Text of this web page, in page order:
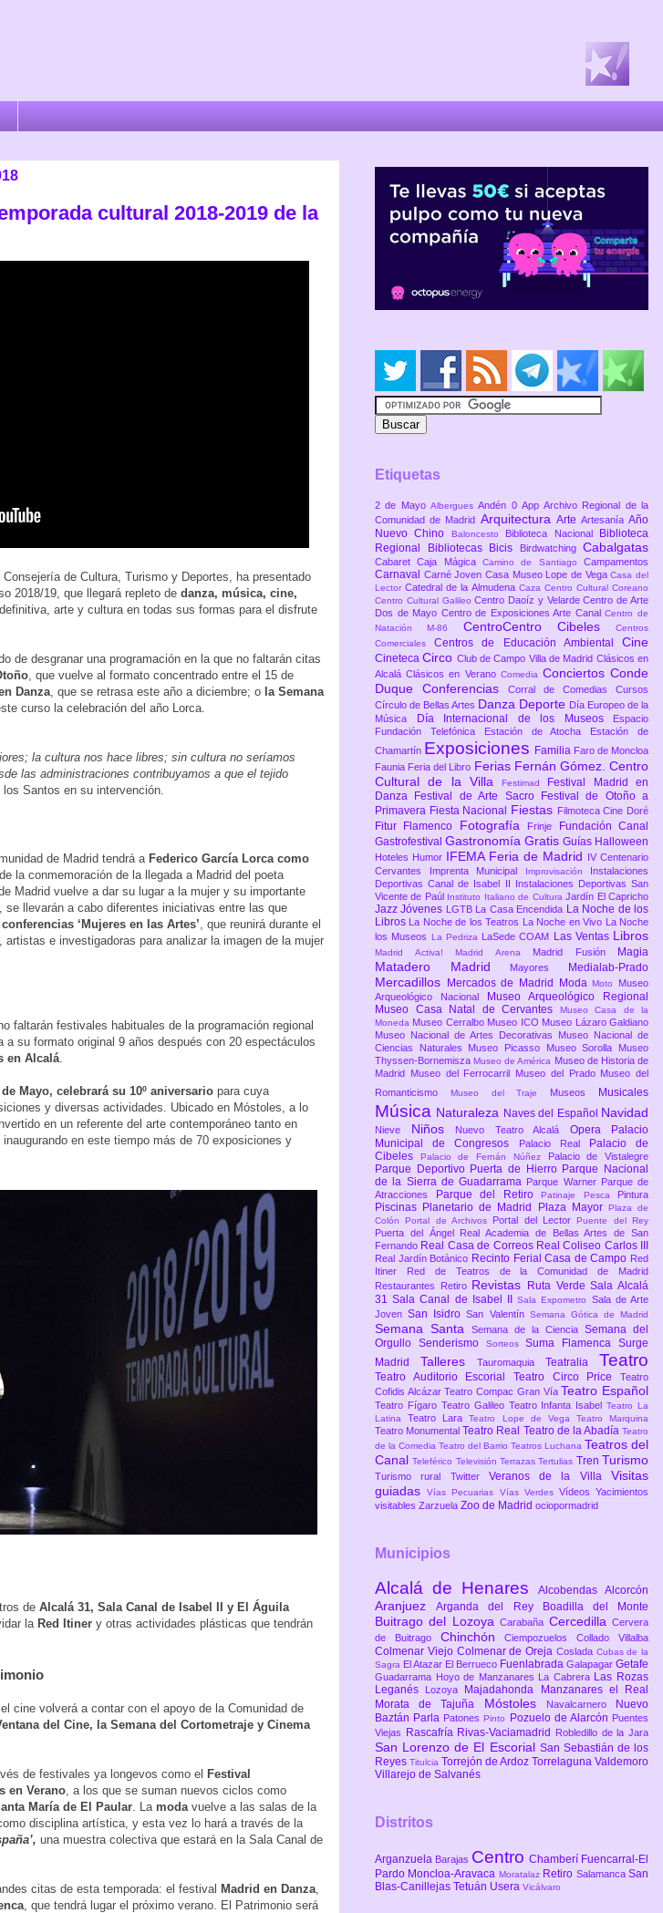
cultural 2018-2019 de la
Consejería de Cultura, Turismo y Deportes, ha presentado
2018/19, que llegará repleto de danza, música, cine,
arte y cultura en todas sus formas para el disfrute
de desgranar una programación en la que no faltarán citas
, que vuelve al formato concentrado entre el 15 de
Danza , que se retrasa este año a diciembre; o la Semana
curso la celebración del año Lorca.
la cultura nos hace libres; sin cultura no seríamos
las administraciones contribuyamos a que el tejido
Santos en su intervención.
de Madrid tendrá a Federico García Lorca como
la conmemoración de la llegada a Madrid del poeta
Madrid vuelve a dar su lugar a la mujer y su importante
llevarán a cabo diferentes iniciativas entre las que
‘Mujeres en las Artes’ , que reunirá durante el
e investigadoras para analizar la imagen de la mujer
faltarán festivales habituales de la programación regional
a su formato original 9 años después con 20 espectáculos
en Alcalá
Mayo, celebrará su 10º aniversario para cuya
y diversas actividades. Ubicado en Móstoles, a lo
en un referente del arte contemporáneo tanto en
en este tiempo más de 70 exposiciones y
de Alcalá 31, Sala Canal de Isabel II y El Águila
la Red Itiner y otras actividades plásticas que tendrán
cine volverá a contar con el apoyo de la Comunidad de
del Cine, la Semana del Cortometraje y Cinema
de festivales ya longevos como el Festival
en Verano , a los que se suman nuevos ciclos como
María de El Paular . La moda vuelve a las salas de la
disciplina artística, y esta vez lo hará a través de la
una muestra colectiva que estará en la Sala Canal de
citas de esta temporada: el festival Madrid en Danza
, que tendrá lugar el próximo verano. El Patrimonio será
Etiquetas
2 de Mayo AlberguesAndén 0 AppArchivo Regional de la
Comunidad de Madrid Arquitectura Arte ArtesaníaAño
Nuevo Chino
Baloncesto Biblioteca Nacional
Biblioteca
Regional
Bibliotecas Bicis Birdwatching Cabalgatas
CabaretCaja MágicaCamino de SantiagoCampamentos
Carnaval Carné JovenCasa Museo Lope de VegaCasa del
LectorCatedral de la Almudena Caza Centro Cultural Coreano
Centro Cultural GalileoCentro Daoíz y VelardeCentro de Arte
Dos de Mayo Centro de Exposiciones Arte CanalCentro de
Natación M-86 CentroCentro Cibeles
Centros
ComercialesCentros de Educación AmbientalCine
CinetecaCirco Club de Campo Villa de Madrid Clásicos en
AlcaláClásicos en Verano Comedia ConciertosConde
Duque Conferencias Corral de Comedias Cursos
Círculo de Bellas Artes Danza Deporte Día Europeo de la
Música
Día Internacional de los Museos
Espacio
Fundación Telefónica
Estación de Atocha
Estación de
Chamartín Exposiciones Familia Faro de Moncloa
Faunia Feria del Libro Ferias Fernán Gómez. Centro
Cultural de la VillaFestimad
Festival Madrid en
Danza
Festival de Arte Sacro
Festival de Otoño a
Primavera Fiesta Nacional Fiestas Filmoteca Cine Doré
Fitur Flamenco Fotografía Frinje
Fundación Canal
Gastrofestival Gastronomía Gratis Guías Halloween
Hoteles Humor IFEMA Feria de Madrid
IV Centenario
Cervantes
Imprenta Municipal Improvisación
Instalaciones
Deportivas Canal de Isabel II
Instalaciones Deportivas San
Vicente de Paúl
Instituto Italiano de CulturaJardín El Capricho
JazzJóvenes LGTB La Casa Encendida La Noche de los
Libros
La Noche de los Teatros La Noche en Vivo
La Noche
los Museos
La Pedriza LaSede COAM Las Ventas Libros
Madrid Activa! Madrid Arena Madrid Fusión Magia
Matadero Madrid Mayores Medialab-Prado
Mercadillos Mercados de Madrid ModaMoto Museo
Arqueológico Nacional
Museo Arqueológico Regional
Museo Casa Natal de Cervantes
Museo Casa de la
Moneda Museo Cerralbo Museo ICO Museo Lázaro Galdiano
Museo Nacional de Artes Decorativas Museo Nacional de
Ciencias Naturales Museo Picasso Museo Sorolla Museo
Thyssen-BornemiszaMuseo de América Museo de Historia de
Madrid
Museo del Ferrocarril Museo del Prado Museo del
Romanticismo
Museo del Traje Museos Musicales
Música Naturaleza Naves del Español Navidad
Nieve Niños Nuevo Teatro Alcalá Opera
Palacio
Municipal de Congresos
Palacio Real
Palacio de
Cibeles
Palacio de Fernán Núñez Palacio de Vistalegre
Parque Deportivo Puerta de Hierro Parque Nacional
de la Sierra de Guadarrama Parque Warner Parque de
Atracciones
Parque del Retiro Patinaje Pesca Pintura
Piscinas Planetario de Madrid Plaza Mayor
Plaza de
Colón Portal de Archivos Portal del LectorPuente del Rey
Puerta del Ángel
Real Academia de Bellas Artes de San
Fernando Real Casa de Correos Real Coliseo Carlos III
Real Jardín Botánico Recinto Ferial Casa de Campo Red
Itiner
Red de Teatros de la Comunidad de Madrid
Restaurantes
Retiro Revistas Ruta VerdeSala Alcalá
31Sala Canal de Isabel IISala Expometro Sala de Arte
JovenSan IsidroSan Valentín Semana Gótica de Madrid
Semana Santa Semana de la Ciencia Semana del
Orgullo Senderismo SorteosSuma FlamencaSurge
Madrid Talleres Tauromaquia Teatralia Teatro
Teatro Auditorio Escorial Teatro Circo Price Teatro
Cofidis AlcázarTeatro Compac Gran Vía Teatro Español
Teatro Fígaro Teatro Galileo Teatro Infanta IsabelTeatro La
Latina Teatro LaraTeatro Lope de Vega Teatro Marquina
Teatro Monumental Teatro Real Teatro de la Abadía Teatro
de la Comedia Teatro del Barrio Teatros Luchana Teatros del
CanalTeleférico TelevisiónTerrazasTertulias Tren Turismo
Turismo rural Twitter Veranos de la VillaVisitas
guiadasVías Pecuarias Vías Verdes VídeosYacimientos
visitables Zarzuela Zoo de Madrid ociopormadrid
Municipios
Alcalá de Henares Alcobendas Alcorcón
AranjuezArganda del Rey Boadilla del Monte
Buitrago del LozoyaCarabaña CercedillaCervera
de Buitrago ChinchónCiempozuelosCollado Villalba
Colmenar Viejo Colmenar de Oreja Coslada Cubas de la
Sagra El Atazar El Berrueco Fuenlabrada Galapagar Getafe
Guadarrama Hoyo de Manzanares La Cabrera Las Rozas
Leganés
Lozoya Majadahonda
Manzanares el Real
Morata de Tajuña Móstoles Navalcarnero
Nuevo
Baztán Parla PatonesPinto Pozuelo de Alarcón Puentes
Viejas
Rascafría Rivas-Vaciamadrid Robledillo de la Jara
San Lorenzo de El Escorial San Sebastián de los
Reyes Titulcia Torrejón de Ardoz Torrelaguna Valdemoro
Villarejo de Salvanés
Distritos
Arganzuela Barajas Centro Chamberí Fuencarral-El
Pardo Moncloa-Aravaca Moratalaz Retiro SalamancaSan
Blas-Canillejas Tetuán Usera Vicálvaro